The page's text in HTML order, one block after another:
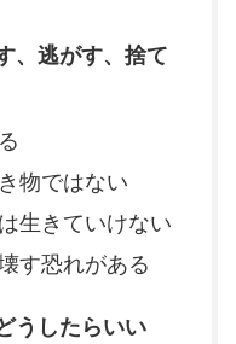
、逃がす、捨て
物ではない
生きていけない
す恐れがある
うしたらいい